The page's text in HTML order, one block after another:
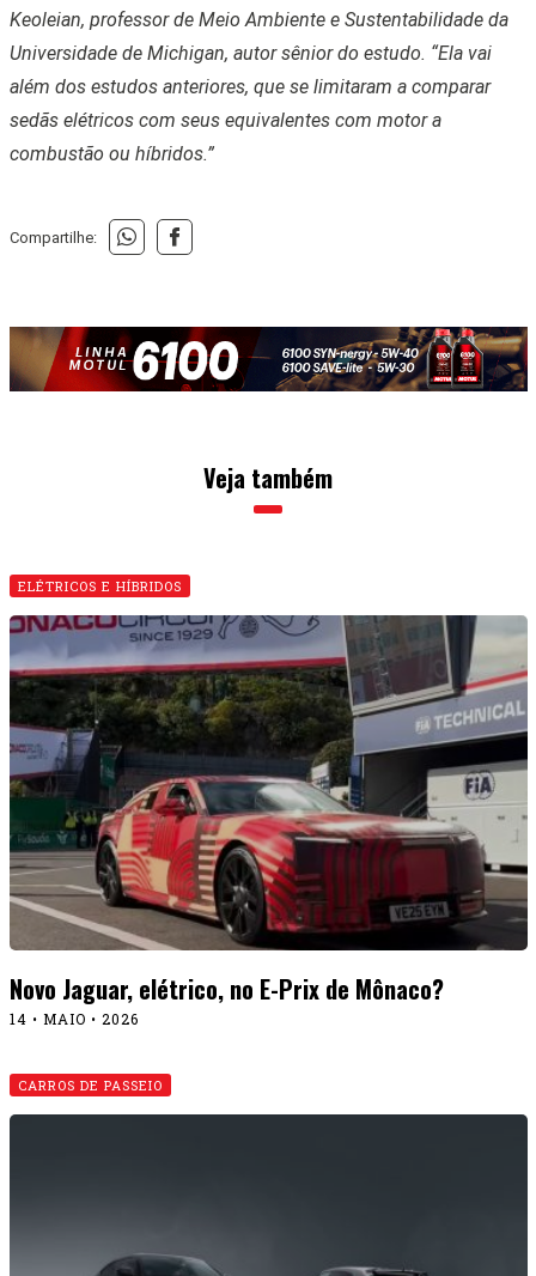
Keoleian, professor de Meio Ambiente e Sustentabilidade da
Universidade de Michigan, autor sênior do estudo. “Ela vai
além dos estudos anteriores, que se limitaram a comparar
sedãs elétricos com seus equivalentes com motor a
combustão ou híbridos.”
Compartilhe:
Veja também
ELÉTRICOS E HÍBRIDOS
Novo Jaguar, elétrico, no E-Prix de Mônaco?
14 • MAIO • 2026
CARROS DE PASSEIO